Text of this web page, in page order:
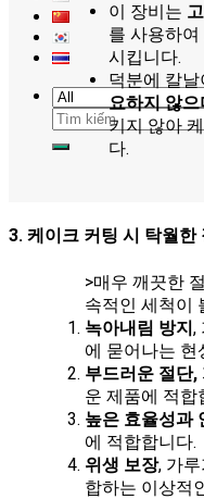
검
색:
이 장비는
를 사용하
시킵니다.
덕분에 칼
요하지 않
키지 않아
다.
3. 케이크 커팅 시 탁월한
>매우 깨끗한
속적인 세척이
녹아내림 방지,
에 묻어나는 현
부드러운 절단,
운 제품에 적합
높은 효율성과
에 적합합니다.
위생 보장, 가
합하는 이상적